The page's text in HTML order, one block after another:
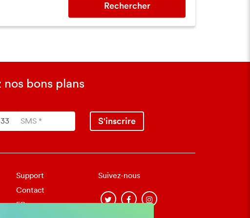
Rechercher
bons plans
S'inscrire
Support
Contact
FR
Suivez-nous